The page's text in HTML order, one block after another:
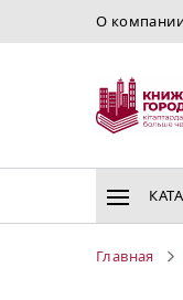
О
Главная